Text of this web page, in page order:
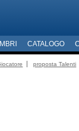
CATALOGO
proposta Talenti